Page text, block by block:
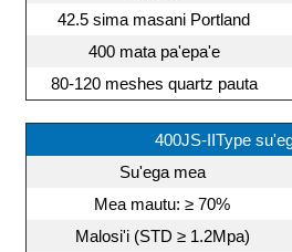
42.5 sima masani Portland
400 mata pa'epa'e
80-120 meshes quartz pauta
400JS-IIType
Su'ega mea
Mea mautu: ≥ 70%
Malosi'i (STD ≥ 1.2Mpa)